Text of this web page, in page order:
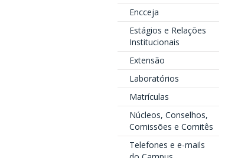
Encceja
Estágios e Relações
Institucionais
Extensão
Laboratórios
Matrículas
Núcleos, Conselhos,
Comissões e Comitês
Telefones e e-mails